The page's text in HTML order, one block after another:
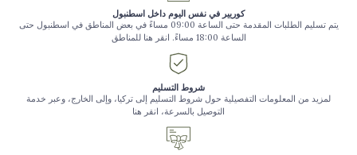
كوريير في نفس اليوم داخل اسطنبول
يتم تسليم الطلبات المقدمة حتى الساعة 09:00 مساءً في بعض المناطق في اسطنبول حتى
الساعة 18:00 مساءً. انقر هنا للمناطق
شروط التسليم
لمزيد من المعلومات التفصيلية حول شروط التسليم إلى تركيا، وإلى الخارج، وعبر خدمة
التوصيل بالسرعة، انقر هنا